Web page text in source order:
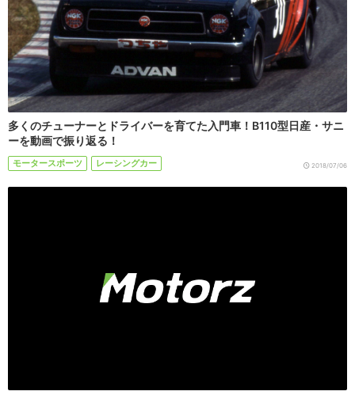
多くのチューナーとドライバーを育てた入門車！B110型日産・サニ
ーを動画で振り返る！
モータースポーツ レーシングカー 2018/07/06